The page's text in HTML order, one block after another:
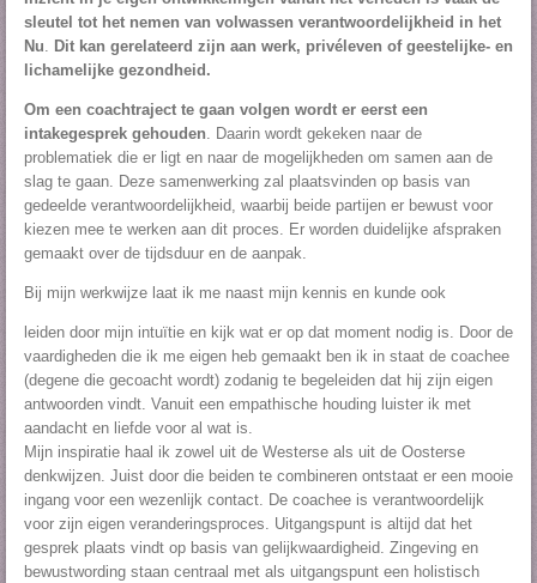
sleutel tot het nemen van volwassen verantwoordelijkheid in het
Nu. Dit kan gerelateerd zijn aan werk, privéleven of geestelijke- en
lichamelijke gezondheid.
Om een coachtraject te gaan volgen wordt er eerst een
intakegesprek gehouden. Daarin wordt gekeken naar de
problematiek die er ligt en naar de mogelijkheden om samen aan de
slag te gaan. Deze samenwerking zal plaatsvinden op basis van
gedeelde verantwoordelijkheid, waarbij beide partijen er bewust voor
kiezen mee te werken aan dit proces. Er worden duidelijke afspraken
gemaakt over de tijdsduur en de aanpak.
Bij mijn werkwijze laat ik me naast mijn kennis en kunde ook
leiden door mijn intuïtie en kijk wat er op dat moment nodig is. Door de
vaardigheden die ik me eigen heb gemaakt ben ik in staat de coachee
(degene die gecoacht wordt) zodanig te begeleiden dat hij zijn eigen
antwoorden vindt. Vanuit een empathische houding luister ik met
aandacht en liefde voor al wat is.
Mijn inspiratie haal ik zowel uit de Westerse als uit de Oosterse
denkwijzen. Juist door die beiden te combineren ontstaat er een mooie
ingang voor een wezenlijk contact. De coachee is verantwoordelijk
voor zijn eigen veranderingsproces. Uitgangspunt is altijd dat het
gesprek plaats vindt op basis van gelijkwaardigheid. Zingeving en
bewustwording staan centraal met als uitgangspunt een holistisch